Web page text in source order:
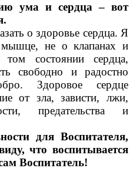
ума и сердца – вот
о здоровье сердца. Я
не о клапанах и
состоянии сердца,
свободно и радостно
Здоровое сердце
от зла, зависти, лжи,
предательства и
для Воспитателя,
что воспитывается
Воспитатель!